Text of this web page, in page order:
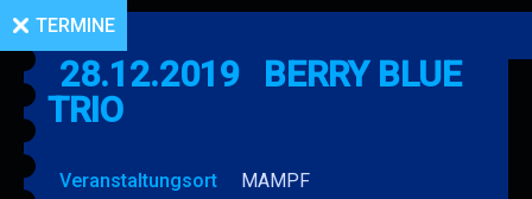
TERMINE
28.12.2019
BERRY BLUE
TRIO
Veranstaltungsort
MAMPF